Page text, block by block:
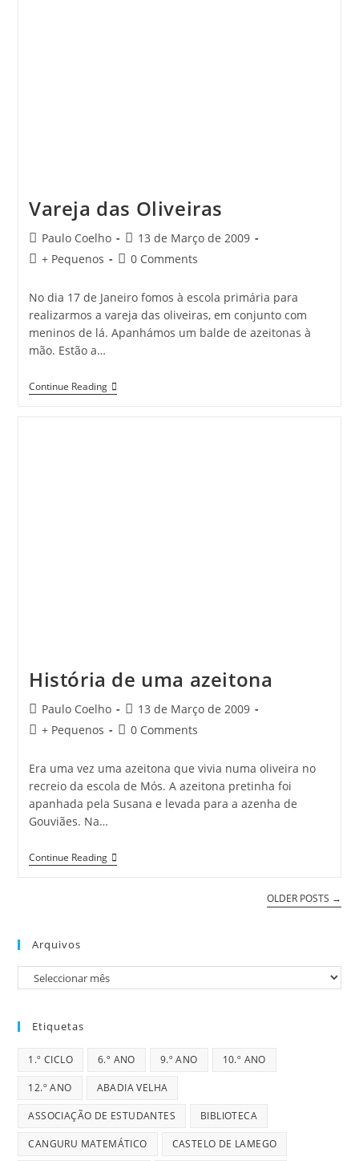
Vareja das Oliveiras
Post
author:
Paulo Coelho
Post
published:
13 de Março de 2009
Post+ Pequenos
Post0 Comments
No dia 17 de Janeiro fomos à escola primária para
realizarmos a vareja das oliveiras, em conjunto com
meninos de lá. Apanhámos um balde de azeitonas à
mão. Estão a…
Continue ReadingVareja
Das
História de uma azeitona
Post
author:
Paulo Coelho
Post
published:
13 de Março de 2009
Post+ Pequenos
Post0 Comments
Era uma vez uma azeitona que vivia numa oliveira no
recreio da escola de Mós. A azeitona pretinha foi
apanhada pela Susana e levada para a azenha de
Gouviães. Na…
Continue ReadingHistória
De
OLDER POSTS →
Arquivos
Arquivos
Etiquetas
1.º CICLO 6.º ANO 9.º ANO 10.º ANO
12.º ANO ABADIA VELHA
ASSOCIAÇÃO DE ESTUDANTES BIBLIOTECA
CANGURU MATEMÁTICO CASTELO DE LAMEGO